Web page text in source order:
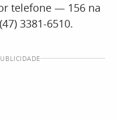
telefone — 156 na
3381-6510.